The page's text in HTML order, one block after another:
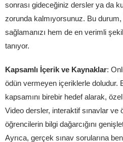
sonrası gideceğiniz dersler ya da
zorunda kalmıyorsunuz. Bu
sağlamanızı hem de en verimli
tanıyor.
Kapsamlı İçerik ve Kaynaklar:
ödün vermeyen içeriklerle doludur.
kapsamını birebir hedef alarak,
Video dersler, interaktif sınavlar ve
öğrencilerin bilgi dağarcığını
Ayrıca, gerçek sınav sorularına